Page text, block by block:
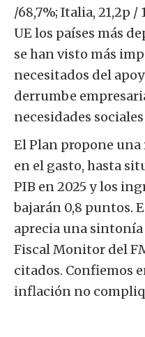
/68,7%; Italia, 21,2p /
UE los países más
se han visto más
necesitados del
derrumbe
necesidades
El Plan propone
en el gasto, hasta
PIB en 2025 y los
bajarán 0,8 puntos.
aprecia una
Fiscal Monitor del
citados. Confiemos
inflación no